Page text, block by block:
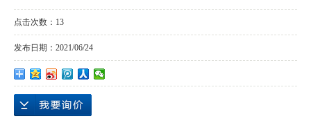
点击次数： 13
发布日期： 2021/06/24